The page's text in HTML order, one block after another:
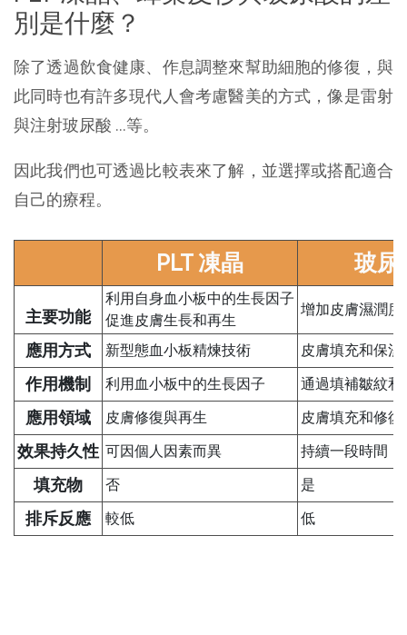
別是什麼？
除了透過飲食健康、作息調整來幫助細胞的修復，與
此同時也有許多現代人會考慮醫美的方式，像是雷射
與注射玻尿酸 …等。
因此我們也可透過比較表來了解，並選擇或搭配適合
自己的療程。
PLT 凍晶 玻尿
主要功能
利用自身血小板中的生長因子
促進皮膚生長和再生
增加皮膚濕潤度
應用方式 新型態血小板精煉技術 皮膚填充和保濕
作用機制 利用血小板中的生長因子 通過填補皺紋和
應用領域 皮膚修復與再生 皮膚填充和修復
效果持久性 可因個人因素而異 持續一段時間
填充物 否 是
排斥反應 較低 低